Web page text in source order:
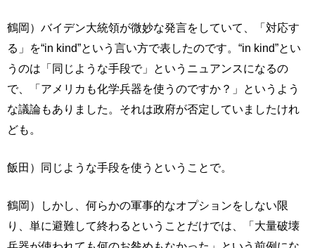
鶴岡）バイデン大統領が微妙な発言をしていて、「対応す
る」を“in kind”という言い方で表したのです。“in kind”とい
うのは「同じような手段で」というニュアンスになるの
で、「アメリカも化学兵器を使うのですか？」というよう
な議論もありました。それは政府が否定していましたけれ
ども。
飯田）同じような手段を使うということで。
鶴岡）しかし、何らかの軍事的なオプションをしない限
り、単に避難して終わるということだけでは、「大量破壊